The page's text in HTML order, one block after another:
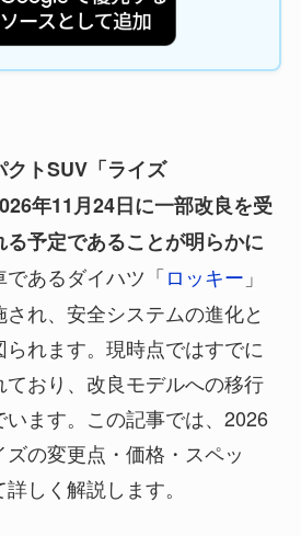
クトSUV「ライズ
年11月24日に一部改良を受
予定であることが明らかに
であるダイハツ「ロッキー 」
れ、安全システムの進化と
れます。現時点ではすでに
おり、改良モデルへの移行
ます。この記事では、2026
の変更点・価格・スペッ
しく解説します。